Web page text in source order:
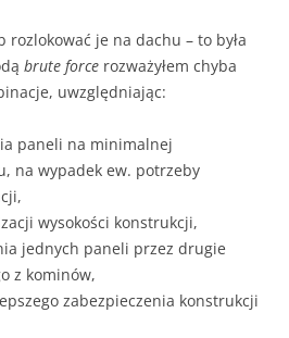
je na dachu – to była
brute force rozważyłem chyba
uwzględniając:
paneli na minimalnej
na wypadek ew. potrzeby
wysokości konstrukcji,
jednych paneli przez drugie
z kominów,
zabezpieczenia konstrukcji